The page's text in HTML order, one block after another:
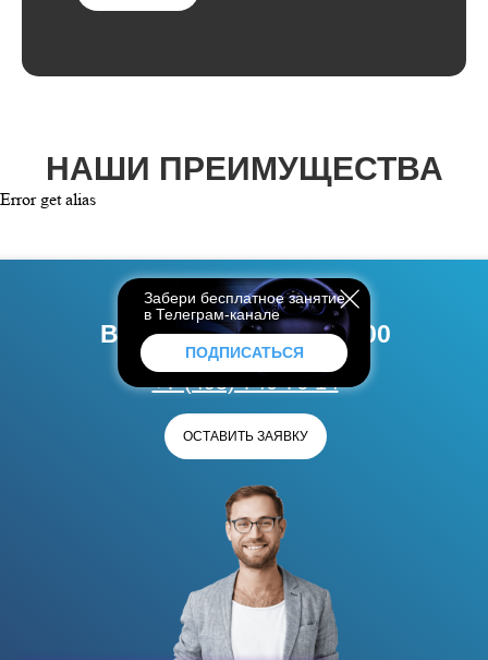
НАШИ ПРЕИМУЩЕСТВА
Error get alias
УЧИТЕСЬ
В АВТОШКОЛЕ ЗА 5000
₽
+7 (495) 740 76 14
ОСТАВИТЬ ЗАЯВКУ
Забери бесплатное занятие
в Телеграм-канале
ПОДПИСАТЬСЯ